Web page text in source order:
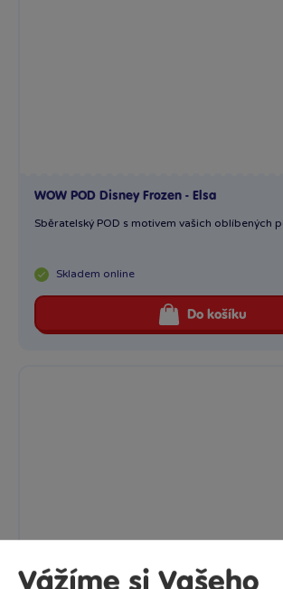
WOW POD Disney Frozen - Elsa
Sběratelský POD s motivem vašich oblíbených
Skladem online
Do košíku
Vážíme si Vašeho